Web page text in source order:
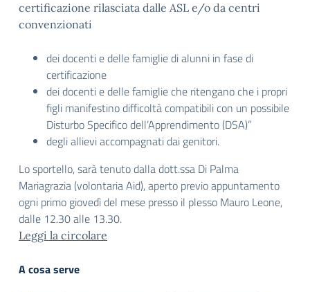
certificazione rilasciata dalle ASL e/o da centri
convenzionati
dei docenti e delle famiglie di alunni in fase di
certificazione
dei docenti e delle famiglie che ritengano che i propri
figli manifestino difficoltà compatibili con un possibile
Disturbo Specifico dell’Apprendimento (DSA)”
degli allievi accompagnati dai genitori.
Lo sportello, sarà tenuto dalla dott.ssa Di Palma
Mariagrazia (volontaria Aid), aperto previo appuntamento
ogni primo giovedì del mese presso il plesso Mauro Leone,
dalle 12.30 alle 13.30.
Leggi la circolare
A cosa serve